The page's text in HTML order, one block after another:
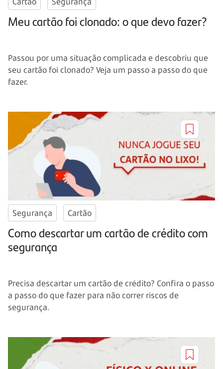
Meu cartão foi clonado: o que devo fazer?
Passou por uma situação complicada e descobriu que
seu cartão foi clonado? Veja um passo a passo do que
fazer.
Segurança Cartão
Como descartar um cartão de crédito com
segurança
Precisa descartar um cartão de crédito? Confira o passo
a passo do que fazer para não correr riscos de
segurança.